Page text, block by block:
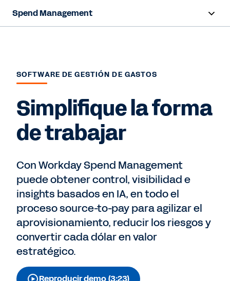
Spend Management
Recursos
Hablar con ventas
SOFTWARE DE GESTIÓN DE GASTOS
Simplifique la forma
de trabajar
Con Workday Spend Management
puede obtener control, visibilidad e
insights basados en IA, en todo el
proceso source-to-pay para agilizar el
aprovisionamiento, reducir los riesgos y
convertir cada dólar en valor
estratégico.